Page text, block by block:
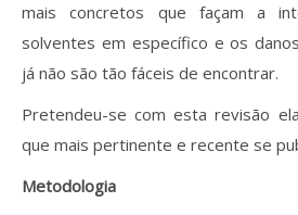
Informações
Estatísticas da
mais concretos que façam a
solventes em específico e os
já não são tão fáceis de encontrar.
Pretendeu-se com esta revisão
que mais pertinente e recente se
Metodologia